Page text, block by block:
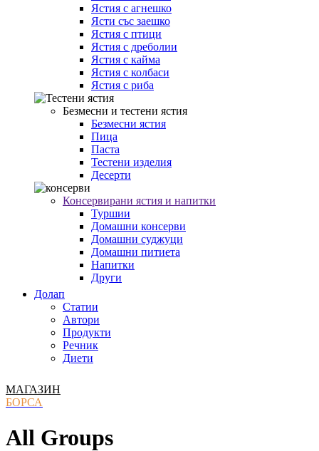
Ястия с агнешко
Ясти със заешко
Ястия с птици
Ястия с дреболии
Ястия с кайма
Ястия с колбаси
Ястия с риба
Безмесни и тестени ястия
Безмесни ястия
Пица
Паста
Тестени изделия
Десерти
Консервирани ястия и напитки
Туршии
Домашни консерви
Домашни суджуци
Домашни питиета
Напитки
Други
Долап
Статии
Автори
Продукти
Речник
Диети
МАГАЗИН
БОРСА
All Groups